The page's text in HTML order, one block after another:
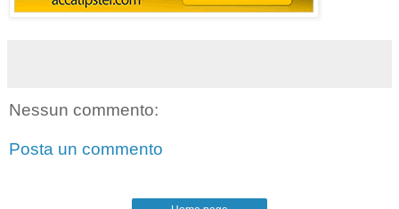
Nessun commento:
Posta un commento